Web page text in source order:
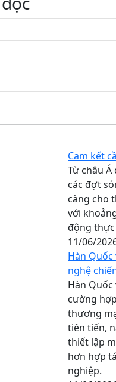
Cam kết
Từ châu
các đợt
càng cho
với
động thực
11/06/
Hàn
nghệ
Hàn
cường
thương
tiên tiến,
thiết lập
hơn hợp
nghiệp.